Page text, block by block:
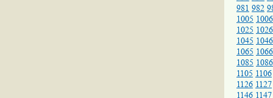
981 982
1005 1006
1025 1026
1045 1046
1065 1066
1085 1086
1105 1106
1126 1127
1146 1147